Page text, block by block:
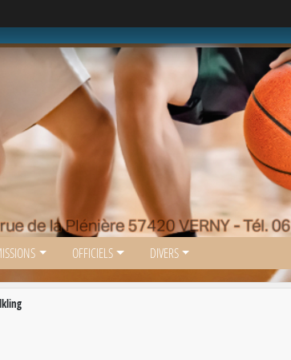
OFFICIELS DIVERS